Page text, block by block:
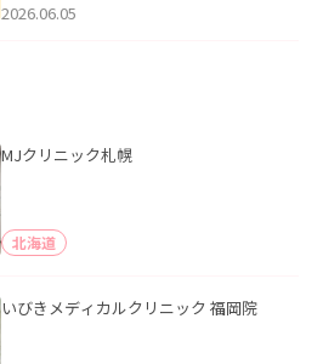
2026.06.05
MJクリニック札幌
北海道
いびきメディカルクリニック 福岡院